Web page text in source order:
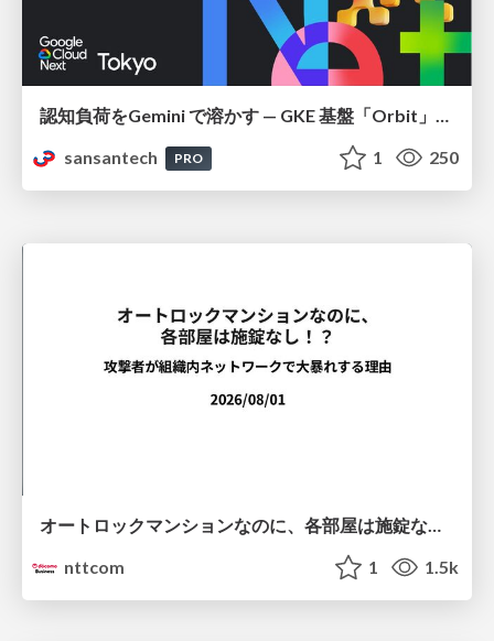
認知負荷をGemini で溶かす — GKE 基盤「Orbit」における AI エージェントの実践
sansantech
PRO 1 250
オートロックマンションなのに、各部屋は施錠なし！？ 攻撃者が組織内ネットワークで大暴れする理由 / The Front Door Is Locked, but the Rooms Are Wide Open: Why Attackers Move Freely Inside Enterprise Networks
nttcom
1 1.5k